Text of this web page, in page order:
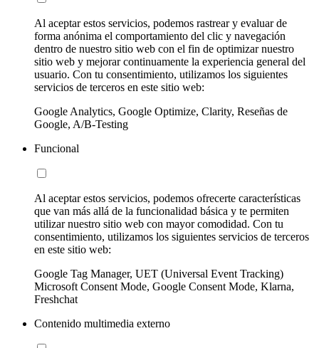
Al aceptar estos servicios, podemos rastrear y evaluar de
forma anónima el comportamiento del clic y navegación
dentro de nuestro sitio web con el fin de optimizar nuestro
sitio web y mejorar continuamente la experiencia general del
usuario. Con tu consentimiento, utilizamos los siguientes
servicios de terceros en este sitio web:
Google Analytics, Google Optimize, Clarity, Reseñas de
Google, A/B-Testing
Funcional
Al aceptar estos servicios, podemos ofrecerte características
que van más allá de la funcionalidad básica y te permiten
utilizar nuestro sitio web con mayor comodidad. Con tu
consentimiento, utilizamos los siguientes servicios de terceros
en este sitio web:
Google Tag Manager, UET (Universal Event Tracking)
Microsoft Consent Mode, Google Consent Mode, Klarna,
Freshchat
Contenido multimedia externo